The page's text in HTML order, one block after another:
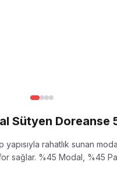
Sütyen Doreanse
rahatlık sunan
sağlar. %45 Modal, %45